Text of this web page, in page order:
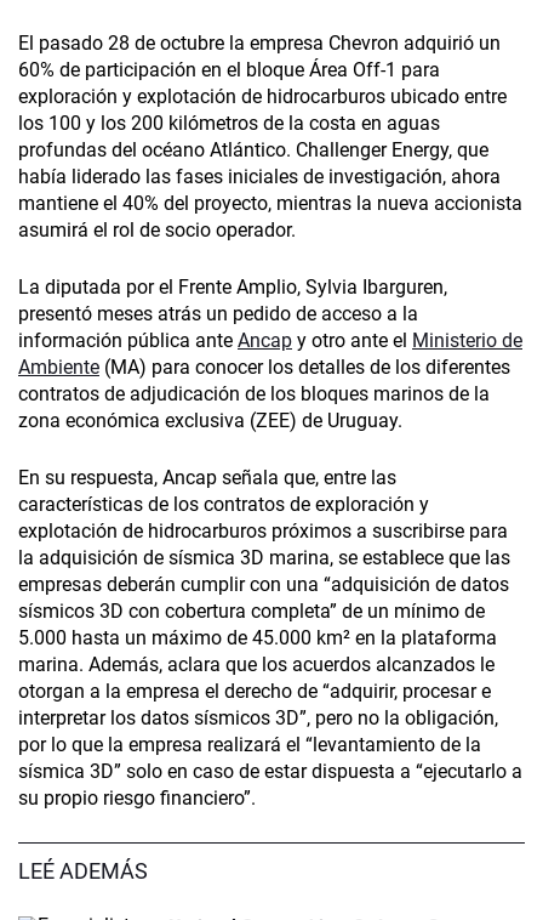
El pasado 28 de octubre la empresa Chevron adquirió un
60% de participación en el bloque Área Off-1 para
exploración y explotación de hidrocarburos ubicado entre
los 100 y los 200 kilómetros de la costa en aguas
profundas del océano Atlántico. Challenger Energy, que
había liderado las fases iniciales de investigación, ahora
mantiene el 40% del proyecto, mientras la nueva accionista
asumirá el rol de socio operador.
La diputada por el Frente Amplio, Sylvia Ibarguren,
presentó meses atrás un pedido de acceso a la
información pública ante Ancap y otro ante el Ministerio de
Ambiente (MA) para conocer los detalles de los diferentes
contratos de adjudicación de los bloques marinos de la
zona económica exclusiva (ZEE) de Uruguay.
En su respuesta, Ancap señala que, entre las
características de los contratos de exploración y
explotación de hidrocarburos próximos a suscribirse para
la adquisición de sísmica 3D marina, se establece que las
empresas deberán cumplir con una “adquisición de datos
sísmicos 3D con cobertura completa” de un mínimo de
5.000 hasta un máximo de 45.000 km² en la plataforma
marina. Además, aclara que los acuerdos alcanzados le
otorgan a la empresa el derecho de “adquirir, procesar e
interpretar los datos sísmicos 3D”, pero no la obligación,
por lo que la empresa realizará el “levantamiento de la
sísmica 3D” solo en caso de estar dispuesta a “ejecutarlo a
su propio riesgo financiero”.
LEÉ ADEMÁS